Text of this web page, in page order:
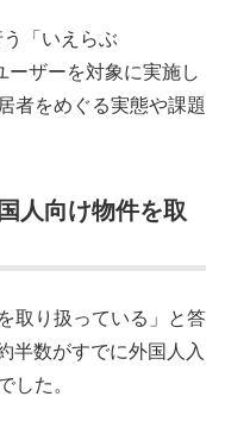
「いえらぶ
ザーを対象に実施し
者をめぐる実態や課題
人向け物件を取
取り扱っている」と答
半数がすでに外国人入
た。